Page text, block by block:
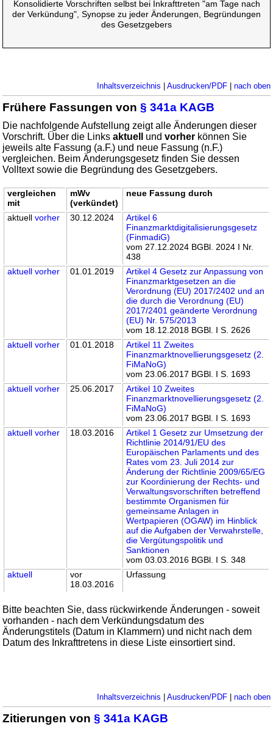
Konsolidierte Vorschriften selbst bei Inkrafttreten "am Tage nach
der Verkündung", Synopse zu jeder Änderungen, Begründungen
des Gesetzgebers
Inhaltsverzeichnis Ausdrucken/PDF| nach oben
Frühere Fassungen von§ 341a KAGB
Die nachfolgende Aufstellung zeigt alle Änderungen dieser
Vorschrift. Über die Linksaktuell undvorher können Sie
jeweils alte Fassung (a.F.) und neue Fassung (n.F.)
vergleichen. Beim Änderungsgesetz finden Sie dessen
Volltext sowie die Begründung des Gesetzgebers.
vergleichen
mit
mWv
(verkündet)
neue Fassung durch
aktuellvorher 30.12.2024
Artikel 6
Finanzmarktdigitalisierungsgesetz
(FinmadiG)
vom 27.12.2024 BGBl. 2024 I Nr.
438
aktuell vorher 01.01.2019
Artikel 4 Gesetz zur Anpassung von
Finanzmarktgesetzen an die
Verordnung (EU) 2017/2402 und an
die durch die Verordnung (EU)
2017/2401 geänderte Verordnung
(EU) Nr. 575/2013
vom 18.12.2018 BGBl. I S. 2626
aktuell vorher 01.01.2018
Artikel 11 Zweites
Finanzmarktnovellierungsgesetz (2.
FiMaNoG)
vom 23.06.2017 BGBl. I S. 1693
aktuell vorher 25.06.2017
Artikel 10 Zweites
Finanzmarktnovellierungsgesetz (2.
FiMaNoG)
vom 23.06.2017 BGBl. I S. 1693
aktuell vorher 18.03.2016
Artikel 1 Gesetz zur Umsetzung der
Richtlinie 2014/91/EU des
Europäischen Parlaments und des
Rates vom 23. Juli 2014 zur
Änderung der Richtlinie 2009/65/EG
zur Koordinierung der Rechts- und
Verwaltungsvorschriften betreffend
bestimmte Organismen für
gemeinsame Anlagen in
Wertpapieren (OGAW) im Hinblick
auf die Aufgaben der Verwahrstelle,
die Vergütungspolitik und
Sanktionen
vom 03.03.2016 BGBl. I S. 348
aktuell
vor
18.03.2016
Urfassung
Bitte beachten Sie, dass rückwirkende Änderungen - soweit
vorhanden - nach dem Verkündungsdatum des
Änderungstitels (Datum in Klammern) und nicht nach dem
Datum des Inkrafttretens in diese Liste einsortiert sind.
Inhaltsverzeichnis Ausdrucken/PDF| nach oben
Zitierungen von§ 341a KAGB